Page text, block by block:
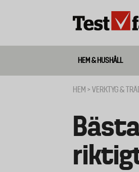
Huvudmeny
ny
HEM & HUSHÅLL
HEM VERKTYG &